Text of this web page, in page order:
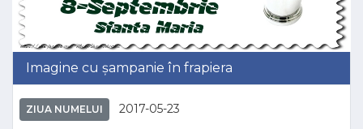
Imagine cu șampanie în frapiera
ZIUA NUMELUI 2017-05-23